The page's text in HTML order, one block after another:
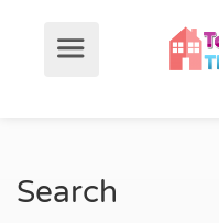
Search